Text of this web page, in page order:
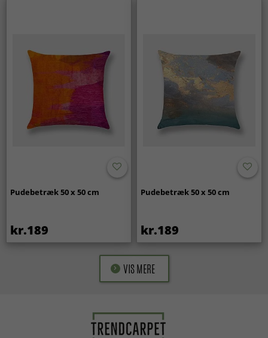
Pudebetræk 50 x 50 cm
kr.189
Pudebetræk 50 x 50 cm
kr.189
VIS MERE